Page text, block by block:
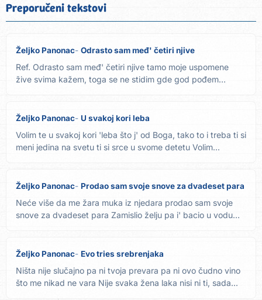
Preporučeni tekstovi
Željko Panonac Odrasto sam međ' četiri njive
Ref. Odrasto sam međ' četiri njive tamo moje uspomene
žive svima kažem, toga se ne stidim gde god pođem
Željko Panonac U svakoj kori leba
Volim te u svakoj kori 'leba što j' od Boga, tako to i treba ti si
meni jedina na svetu ti si srce u svome detetu Volim...
Željko Panonac Prodao sam svoje snove za dvadeset para
Neće više da me žara muka iz njedara prodao sam svoje
snove za dvadeset para Zamislio želju pa i' bacio u vodu
Željko Panonac Evo tries srebrenjaka
Ništa nije slučajno pa ni tvoja prevara pa ni ovo čudno vino
što me nikad ne vara Nije svaka žena laka nisi ni ti, sada...